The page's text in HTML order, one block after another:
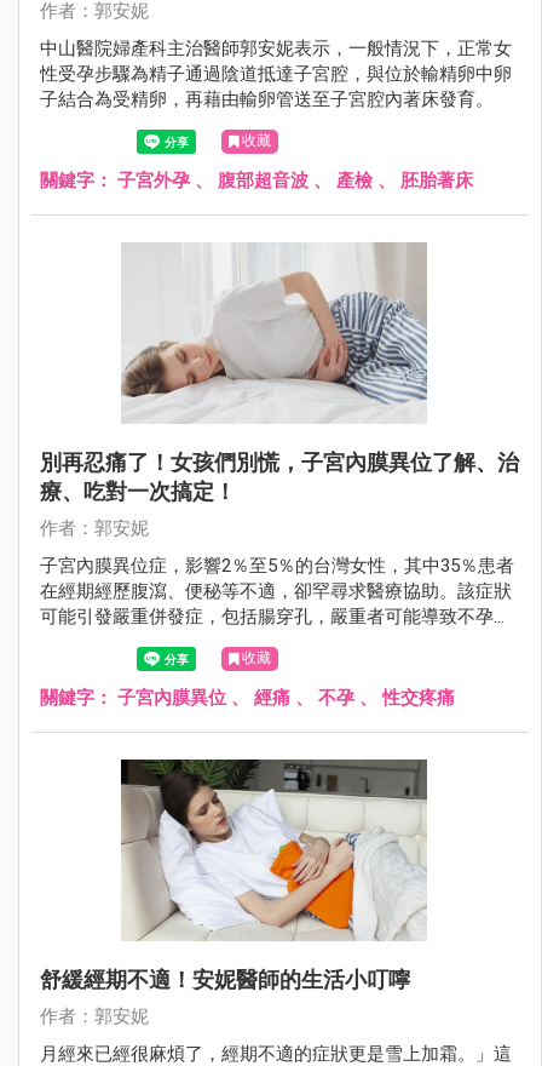
作者：郭安妮
中山醫院婦產科主治醫師郭安妮表示，一般情況下，正常女
性受孕步驟為精子通過陰道抵達子宮腔，與位於輸精卵中卵
子結合為受精卵，再藉由輸卵管送至子宮腔內著床發育。
收藏
關鍵字： 子宮外孕 、 腹部超音波 、 產檢 、 胚胎著床
別再忍痛了！女孩們別慌，子宮內膜異位了解、治
療、吃對一次搞定！
作者：郭安妮
子宮內膜異位症，影響2％至5％的台灣女性，其中35％患者
在經期經歷腹瀉、便秘等不適，卻罕尋求醫療協助。該症狀
可能引發嚴重併發症，包括腸穿孔，嚴重者可能導致不孕。
臨床表現包括經痛、不孕症、性交疼痛等。及早發現及治療
至關重要，特別對計劃生育的女性，懷孕期間的荷爾蒙變化
有助於症狀緩解。
收藏
關鍵字： 子宮內膜異位 、 經痛 、 不孕 、性交疼痛
舒緩經期不適！安妮醫師的生活小叮嚀
作者：郭安妮
月經來已經很麻煩了，經期不適的症狀更是雪上加霜。」這